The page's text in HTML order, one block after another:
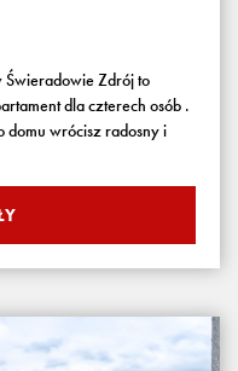
Świeradowie Zdrój to
dla czterech osób .
domu wrócisz radosny i